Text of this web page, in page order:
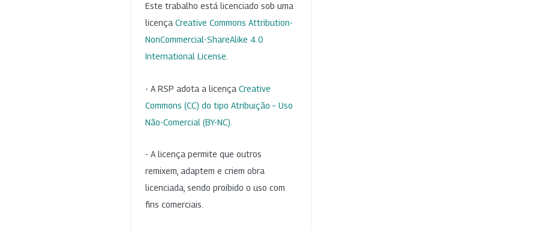
Este trabalho está licenciado sob uma
licença Creative Commons Attribution-
NonCommercial-ShareAlike 4.0
International License
- A RSP adota a licença Creative
Commons (CC) do tipo Atribuição – Uso
Não-Comercial (BY-NC)
- A licença permite que outros
remixem, adaptem e criem obra
licenciada, sendo proibido o uso com
fins comerciais.